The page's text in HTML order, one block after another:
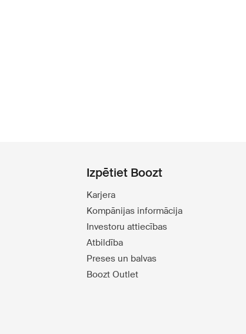
Izpētiet Boozt
Karjera
Kompānijas informācija
Investoru attiecības
Atbildība
Preses un balvas
Boozt Outlet